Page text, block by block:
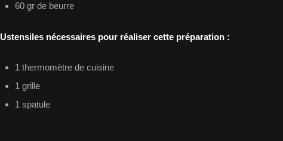
60 gr de beurre
Ustensiles nécessaires pour réaliser cette préparation :
1 thermomètre de cuisine
1 grille
1 spatule